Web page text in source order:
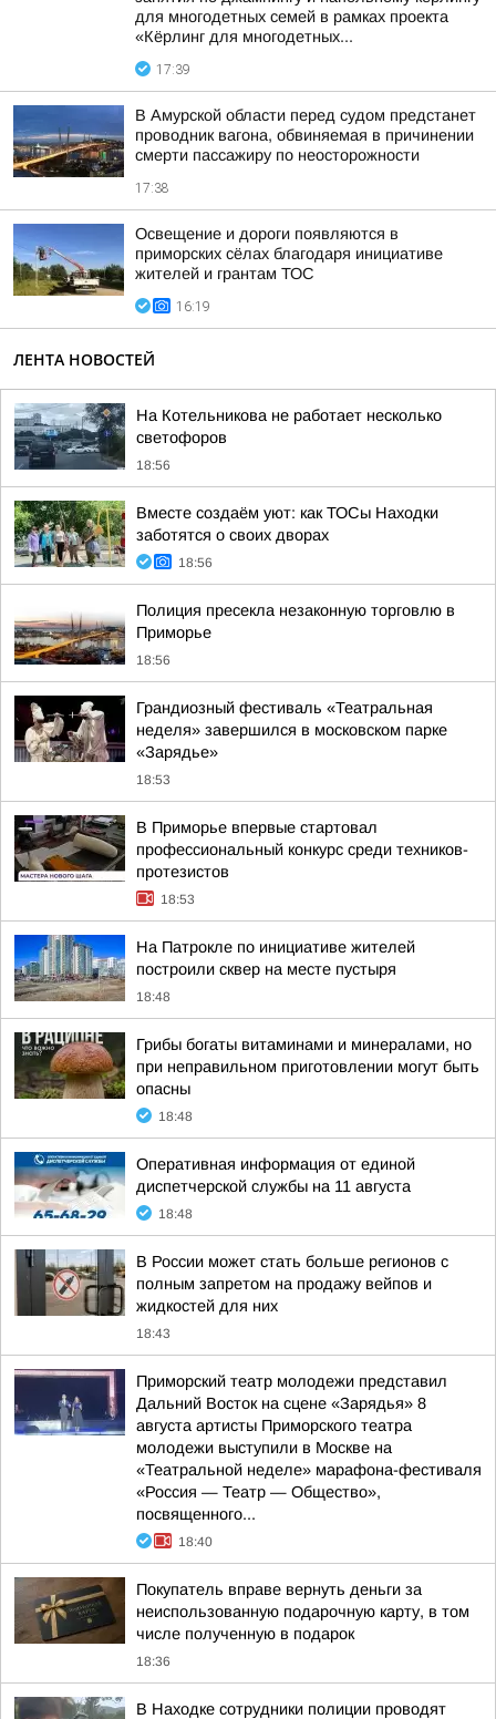
для многодетных семей в рамках проекта
«Кёрлинг для многодетных...
17:39
В Амурской области перед судом предстанет
проводник вагона, обвиняемая в причинении
смерти пассажиру по неосторожности
17:38
Освещение и дороги появляются в
приморских сёлах благодаря инициативе
жителей и грантам ТОС
16:19
ЛЕНТА НОВОСТЕЙ
На Котельникова не работает несколько
светофоров
18:56
Вместе создаём уют: как ТОСы Находки
заботятся о своих дворах
18:56
Полиция пресекла незаконную торговлю в
Приморье
18:56
Грандиозный фестиваль «Театральная
неделя» завершился в московском парке
«Зарядье»
18:53
В Приморье впервые стартовал
профессиональный конкурс среди техников-
протезистов
18:53
На Патрокле по инициативе жителей
построили сквер на месте пустыря
18:48
Грибы богаты витаминами и минералами, но
при неправильном приготовлении могут быть
опасны
18:48
Оперативная информация от единой
диспетчерской службы на 11 августа
18:48
В России может стать больше регионов с
полным запретом на продажу вейпов и
жидкостей для них
18:43
Приморский театр молодежи представил
Дальний Восток на сцене «Зарядья» 8
августа артисты Приморского театра
молодежи выступили в Москве на
«Театральной неделе» марафона-фестиваля
«Россия — Театр — Общество»,
посвященного...
18:40
Покупатель вправе вернуть деньги за
неиспользованную подарочную карту, в том
числе полученную в подарок
18:36
В Находке сотрудники полиции проводят